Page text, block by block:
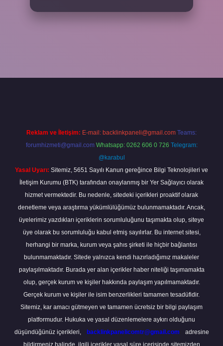
Reklam ve İletişim: E-mail: backlinkpaneli@gmail.com Teams:
forumhizmeti@gmail.com Whatsapp: 0262 606 0 726 Telegram:
@karabul
Yasal Uyarı: Sitemiz, 5651 Sayılı Kanun gereğince Bilgi Teknolojileri ve
İletişim Kurumu (BTK) tarafından onaylanmış bir Yer Sağlayıcı olarak
hizmet vermektedir. Bu nedenle, sitedeki içerikleri proaktif olarak
denetleme veya araştırma yükümlülüğümüz bulunmamaktadır. Ancak,
üyelerimiz yazdıkları içeriklerin sorumluluğunu taşımakta olup, siteye
üye olarak bu sorumluluğu kabul etmiş sayılırlar. Bu internet sitesi,
herhangi bir marka, kurum veya şahıs şirketi ile hiçbir bağlantısı
bulunmamaktadır. Sitede yalnızca kendi hazırladığımız makaleler
paylaşılmaktadır. Burada yer alan içerikler haber niteliği taşımamakta
olup, gerçek kurum ve kişiler hakkında paylaşım yapılmamaktadır.
Gerçek kurum ve kişiler ile isim benzerlikleri tamamen tesadüfidir.
Sitemiz, kar amacı gütmeyen ve tamamen ücretsiz bir bilgi paylaşım
platformudur. Hukuka ve yasal düzenlemelere aykırı olduğunu
düşündüğünüz içerikleri,
backlinkpanelicomtr@gmail.com
adresine
bildirmeniz halinde, ilgili içerikler yasal süre içerisinde sitemizden